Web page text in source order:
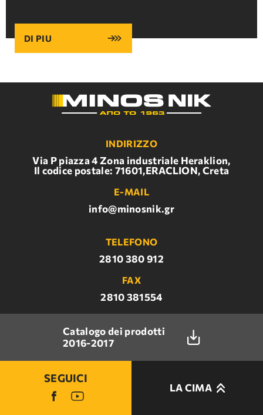
DI PIU
INDIRIZZO
Via P piazza 4 Zona industriale Heraklion,
Il codice postale: 71601,ERACLION, Creta
E-MAIL
info@minosnik.gr
TELEFONO
2810 380 912
FAX
2810 381554
Catalogo dei prodotti
2016-2017
SEGUICI
LA CIMA